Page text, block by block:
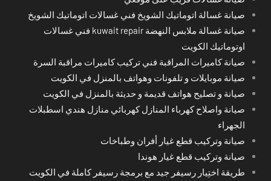
صيانة غسالة اتوماتيك الشويخ فني غسالات اتوماتيك الشويخ
صيانة غسالة ملابس النهضة kuwait repair فني غسالات
اوتوماتيك الكويت
صيانة كاميرات المراقبة فني تركيب كاميرات مراقبة السرة
صيانة موبايلات و تلفونات وهواتف بالمنزل في الكويت
صيانة و تصليح هواتف قديمة و حديثة بالمنزل في الكويت
صيانة واصلاح كهرباء المنازل كهربائي منازل هندي اسطبلات
الجهراء
صيانة وتركيب قطع غيار أفران وطباخات
صيانة وتركيب قطع غيار هوندا
طريقة اختِيار رسيفر جيد مع برمجة رسيفر كاملة في الكويت